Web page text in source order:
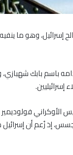
إسرائيل، وهو ما
باسم بابك
إسرائيليين.
الأوكراني
إذ زُعم أن إسرائيل